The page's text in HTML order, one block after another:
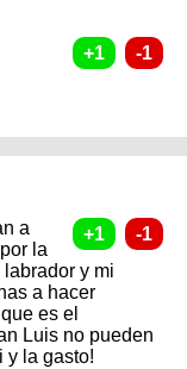
a
la
y mi
a hacer
es el
Luis no pueden
y la gasto!